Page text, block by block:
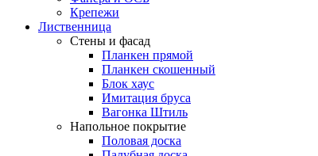
Крепежи
Лиственница
Стены и фасад
Планкен прямой
Планкен скошенный
Блок хаус
Имитация бруса
Вагонка Штиль
Напольное покрытие
Половая доска